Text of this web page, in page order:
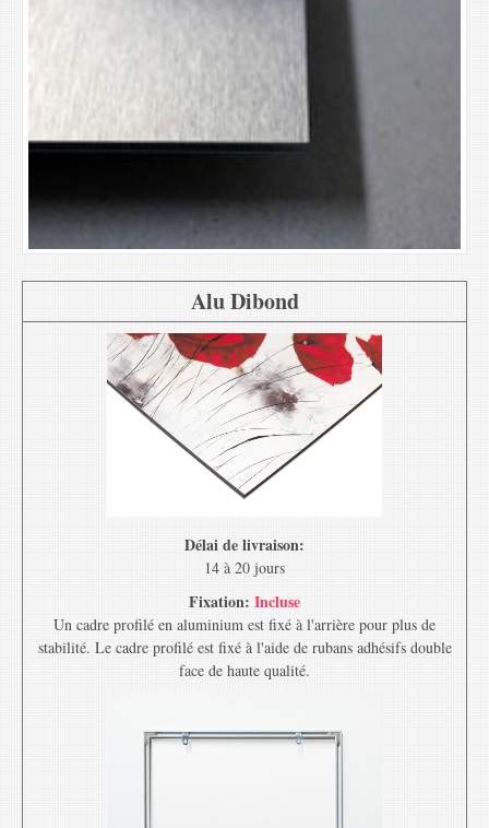
Alu Dibond
Délai de livraison:
14 à 20 jours
Fixation: Incluse
Un cadre profilé en aluminium est fixé à l'arrière pour plus de
stabilité. Le cadre profilé est fixé à l'aide de rubans adhésifs double
face de haute qualité.